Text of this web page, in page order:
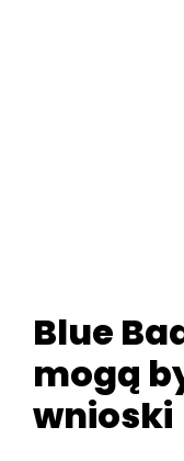
Blue
mogą
wnioski